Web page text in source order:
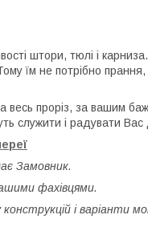
штори, тюлі і
їм не потрібно прання,
на весь проріз, за вашим
служити і радувати Вас
Замовник.
фахівцями.
і варіанти